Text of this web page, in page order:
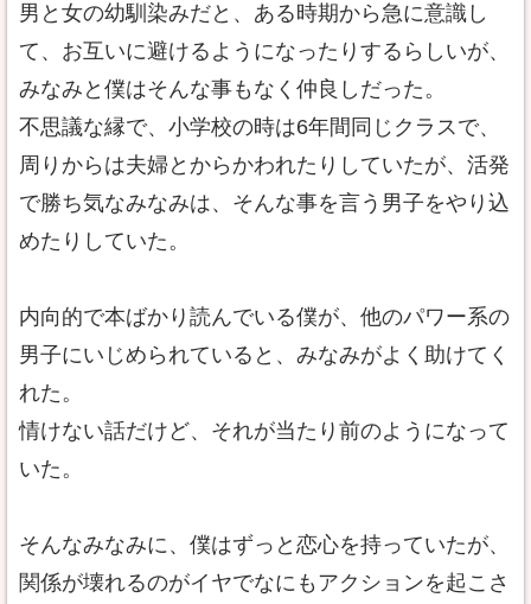
男と女の幼馴染みだと、ある時期から急に意識し
て、お互いに避けるようになったりするらしいが、
みなみと僕はそんな事もなく仲良しだった。
不思議な縁で、小学校の時は6年間同じクラスで、
周りからは夫婦とからかわれたりしていたが、活発
で勝ち気なみなみは、そんな事を言う男子をやり込
めたりしていた。
内向的で本ばかり読んでいる僕が、他のパワー系の
男子にいじめられていると、みなみがよく助けてく
れた。
情けない話だけど、それが当たり前のようになって
いた。
そんなみなみに、僕はずっと恋心を持っていたが、
関係が壊れるのがイヤでなにもアクションを起こさ